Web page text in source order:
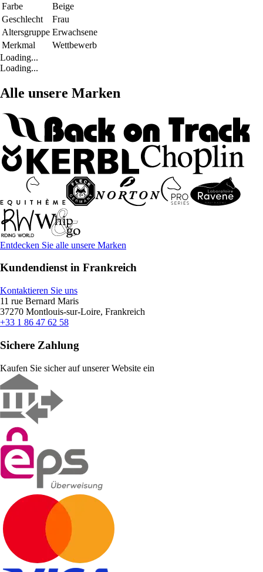
Farbe
Beige
Geschlecht
Frau
Altersgruppe Erwachsene
Merkmal
Wettbewerb
Loading...
Loading...
Alle unsere Marken
Entdecken Sie alle unsere Marken
Kundendienst in Frankreich
Kontaktieren Sie uns
11 rue Bernard Maris
37270 Montlouis-sur-Loire, Frankreich
+33 1 86 47 62 58
Sichere Zahlung
Kaufen Sie sicher auf unserer Website ein